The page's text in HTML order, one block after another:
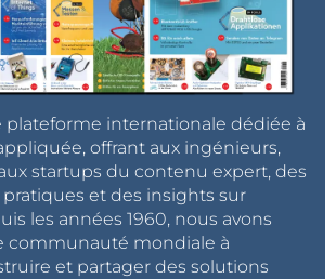
plateforme internationale dédiée à
offrant aux ingénieurs,
startups du contenu expert, des
et des insights sur
les années 1960, nous avons
communauté mondiale à
et partager des solutions